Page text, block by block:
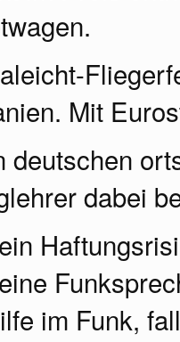
Mit
deutschen
dabei
im Funk,